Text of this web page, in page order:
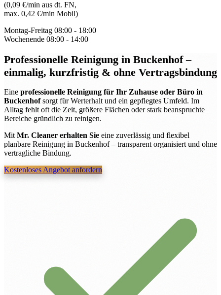
(0,09 €/min aus dt. FN,
max. 0,42 €/min Mobil)
Montag-Freitag 08:00 - 18:00
Wochenende 08:00 - 14:00
Professionelle Reinigung in Buckenhof–
einmalig, kurzfristig & ohne Vertragsbindung
Eine professionelle Reinigung für Ihr Zuhause oder Büro in
Buckenhofsorgt für Werterhalt und ein gepflegtes Umfeld. Im
Alltag fehlt oft die Zeit, größere Flächen oder stark beanspruchte
Bereiche gründlich zu reinigen.
Mit Mr. Cleaner erhalten Sie eine zuverlässig und flexibel
planbare Reinigung in Buckenhof – transparent organisiert und ohne
vertragliche Bindung.
Kostenloses Angebot anfordern